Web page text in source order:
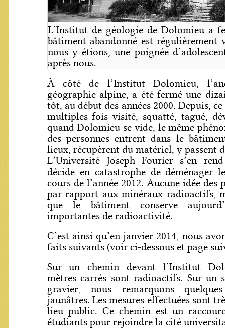
L’Institut de géologie de Dolomieu a
bâtiment abandonné est
nous y étions, une poignée
après nous.
À côté de l’Institut Dolomieu,
géographie alpine, a été fermé une
tôt, au début des années 2000. Depuis,
multiples fois visité, squatté, tagué,
quand Dolomieu se vide, le même
des personnes entrent dans le
lieux, récupèrent du matériel, y passent
L’Université Joseph Fourier s’en
décide en catastrophe de déménager
cours de l’année 2012. Aucune idée des
par rapport aux minéraux radioactifs,
que le bâtiment conserve
importantes de radioactivité.
C’est ainsi qu’en janvier 2014, nous
faits suivants (voir ci-dessous et page
Sur un chemin devant l’Institut
mètres carrés sont radioactifs. Sur un
gravier, nous remarquons
jaunâtres. Les mesures effectuées sont
lieu public. Ce chemin est un
étudiants pour rejoindre la cité